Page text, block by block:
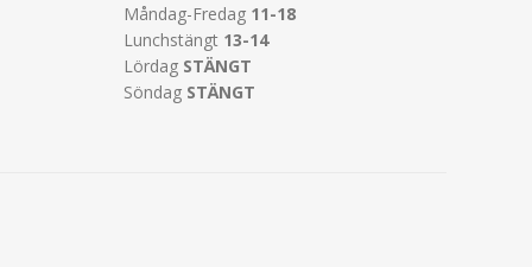
Måndag-Fredag 11-18
Lunchstängt 13-14
Lördag STÄNGT
Söndag STÄNGT